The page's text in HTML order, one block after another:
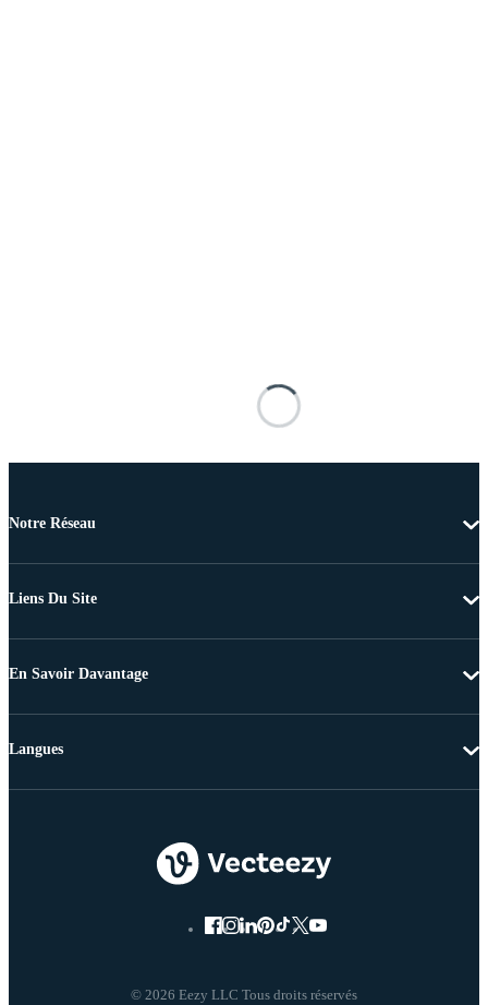
Notre Réseau
Liens Du Site
En Savoir Davantage
© 2026 Eezy LLC Tous droits réservés
Langues